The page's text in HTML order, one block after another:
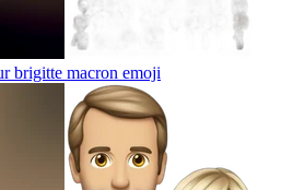
brigitte macron emoji